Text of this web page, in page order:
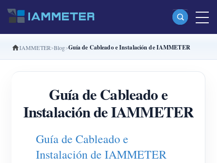
Productos
Medidor Wi-Fi monofásico (WEM3080)
Medidor Wi-Fi bifásico (WEM2067)
Medidor Wi-Fi trifásico (WEM3080T)
IAMMETER Blog Guía de Cableado e Instalación de IAMMETER
Guía de Cableado e
Instalación de IAMMETER
Guía de Cableado e
Instalación de IAMMETER